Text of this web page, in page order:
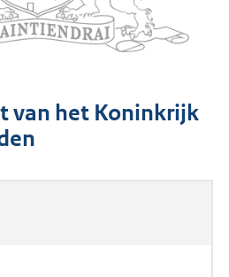
van het Koninkrijk